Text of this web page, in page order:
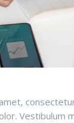
Vestibulum